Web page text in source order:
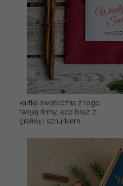
kartka swiateczna z logo
twojej firmy, eco brąz z
grafiką i sznurkiem